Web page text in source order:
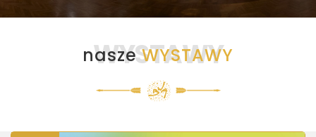
WYSTAWY
naszeWYSTAWY